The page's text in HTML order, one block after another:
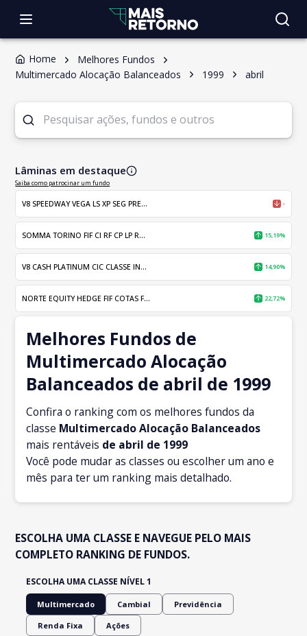
Home
Melhores Fundos
Multimercado Alocação Balanceados
1999 abril
Lâminas em destaque
Saiba como patrocinar um fundo
V8 SPEEDWAY VEGA LS XP SEG PRE... -
SOMMA TORINO FIF CI RF CP LP R... 15,19%
V8 CASH PLATINUM CIC CLASSE IN... 14,90%
NORTE EQUITY HEDGE FIF COTAS F... 22,72%
Melhores Fundos de
Multimercado Alocação
Balanceados de abril de 1999
Confira o ranking com os melhores fundos da
classe Multimercado Alocação Balanceados
mais rentáveis de abril de 1999
Você pode mudar as classes ou escolher um ano e
mês para ter um ranking mais detalhado.
ESCOLHA UMA CLASSE E NAVEGUE PELO MAIS
COMPLETO RANKING DE FUNDOS.
ESCOLHA UMA CLASSE NÍVEL 1
Multimercado Cambial Previdência
Renda Fixa Ações